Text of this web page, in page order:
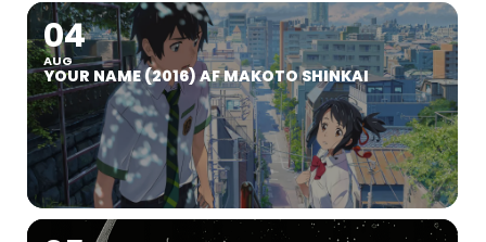
04
AUG
YOUR NAME (2016) AF MAKOTO SHINKAI